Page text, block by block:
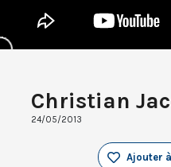
Christian
24/05/2013
Ajouter